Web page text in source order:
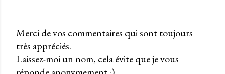
P
u
Merci de vos commentaires qui sont toujours
très appréciés.
Laissez-moi un nom, cela évite que je vous